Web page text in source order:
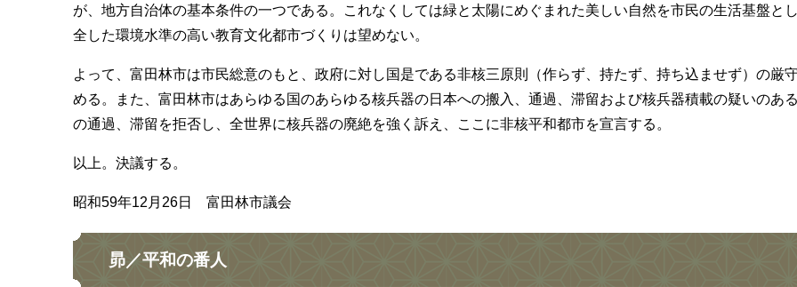
が、地方自治体の基本条件の一つである。これなくしては緑と太陽にめぐまれた美しい自然を市民の生活基盤と
全した環境水準の高い教育文化都市づくりは望めない。
よって、富田林市は市民総意のもと、政府に対し国是である非核三原則（作らず、持たず、持ち込ませず）の厳
める。また、富田林市はあらゆる国のあらゆる核兵器の日本への搬入、通過、滞留および核兵器積載の疑いのあ
の通過、滞留を拒否し、全世界に核兵器の廃絶を強く訴え、ここに非核平和都市を宣言する。
以上。決議する。
昭和59年12月26日 富田林市議会
昴／平和の番人